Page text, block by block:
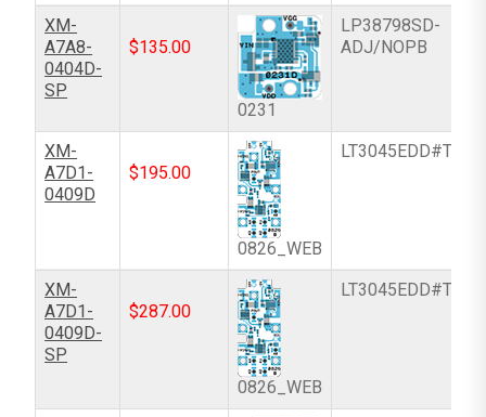
XM-
A7A8-
0404D-
SP
$135.00
0231
LP38798SD-
ADJ/NOPB
XM-
A7D1-
0409D
$195.00
0826_WEB
XM-
A7D1-
0409D-
SP
$287.00
0826_WEB